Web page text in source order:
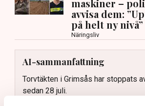
maskiner –
avvisa dem:
på helt ny nivå”
Näringsliv
AI-sammanfattning
Torvtäkten i Grimsås har stoppats
sedan 28 juli.